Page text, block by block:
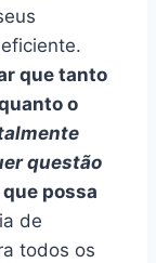
que tanto
o
questão
possa
de
todos os